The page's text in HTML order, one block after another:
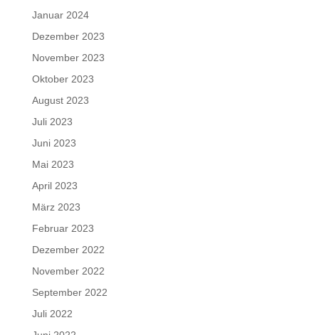
Januar 2024
Dezember 2023
November 2023
Oktober 2023
August 2023
Juli 2023
Juni 2023
Mai 2023
April 2023
März 2023
Februar 2023
Dezember 2022
November 2022
September 2022
Juli 2022